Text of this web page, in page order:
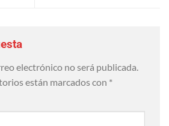
electrónico no será publicada.
están marcados con *